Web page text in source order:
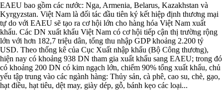
EAEU bao gồm các nước: Nga, Armenia, Belarus, Kazakhstan và
Kyrgyzstan. Việt Nam là đối tác đầu tiên ký kết hiệp định thương mại
tự do với EAEU sẽ tạo ra cơ hội lớn cho hàng hóa Việt Nam xuất
khẩu. Các DN xuất khẩu Việt Nam có cơ hội tiếp cận thị trường rộng
lớn với hơn 182,7 triệu dân, tổng thu nhập GDP khoảng 2.200 tỷ
USD. Theo thống kê của Cục Xuất nhập khẩu (Bộ Công thương),
hiện nay có khoảng 938 DN tham gia xuất khẩu sang EAEU; trong đó
có khoảng 200 DN có kim ngạch lớn, chiếm 90% tổng xuất khẩu, chủ
yếu tập trung vào các ngành hàng: Thủy sản, cà phê, cao su, chè, gạo,
hạt điều, hạt tiêu, dệt may, giày dép, gỗ, bánh kẹo các loại...